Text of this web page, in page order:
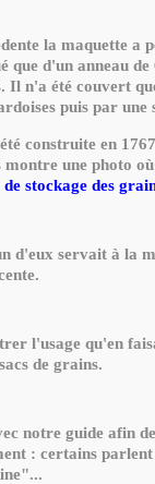
la maquette a
d'un anneau
Il n'a été couvert
puis par
construite en
montre une photo
de stockage des
d'eux servait à la
l'usage qu'en
de grains.
notre guide afin
: certains